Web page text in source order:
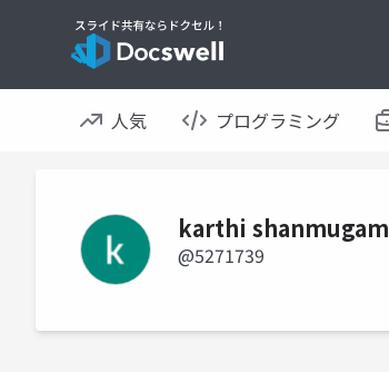
人気 プログラミング
karthi shanmugam
@5271739